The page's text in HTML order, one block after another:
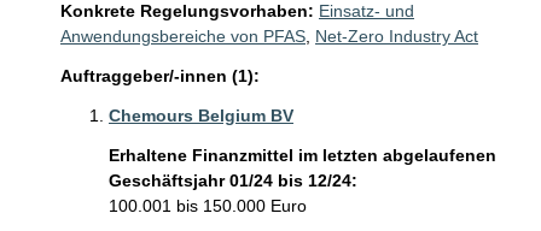
Konkrete Regelungsvorhaben: Einsatz- und
Anwendungsbereiche von PFAS Net-Zero Industry Act
Auftraggeber/-innen (1):
Chemours Belgium BV
Erhaltene Finanzmittel im letzten abgelaufenen
Geschäftsjahr 01/24 bis 12/24:
100.001 bis 150.000 Euro